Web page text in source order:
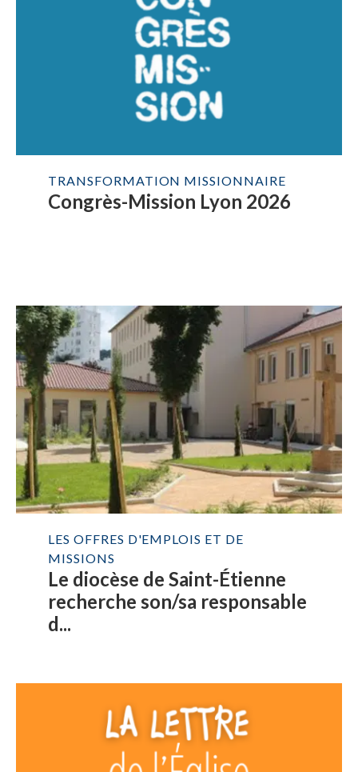
TRANSFORMATION MISSIONNAIRE
Congrès-Mission Lyon 2026
LES OFFRES D'EMPLOIS ET DE
MISSIONS
Le diocèse de Saint-Étienne
recherche son/sa responsable
d...